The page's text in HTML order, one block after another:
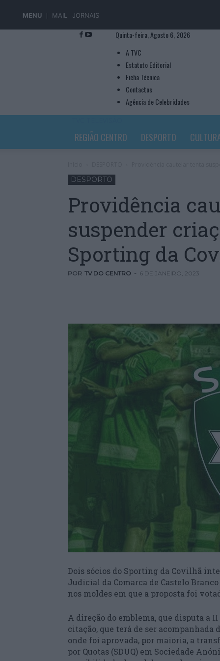
MENU MAIL JORNAIS
Quinta-feira, Agosto 6, 2026
A TVC
Estatuto Editorial
Ficha Técnica
Contactos
Agência de Celebridades
REGIÃO CENTRO DESPORTO
DESPORTO
Providência
suspender
Sporting da
POR TV DO CENTRO - 6 DE JANEIRO, 2023
Dois sócios do Sporting da Covilhã
Judicial da Comarca de Castelo
nos moldes em que a proposta foi
A direção do emblema, que disputa a
citação, que terá de ser acompanhada
onde foi aprovada, por maioria, a
por Quotas (SDUQ) em Sociedade